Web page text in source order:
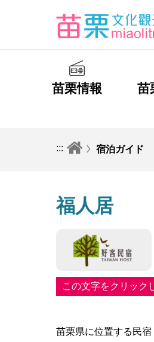
苗栗情報 苗
::: 宿泊ガイド
福人居
この文字をクリック
苗栗県に位置する民宿